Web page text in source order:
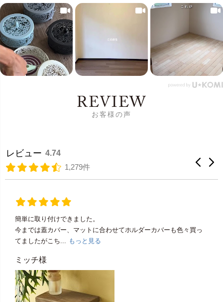
REVIEW
お客様の声
レビュー 4.74
1,279件
簡単に取り付けできました。
今までは蓋カバー、マットに合わせてホルダーカバーも色々買っ
てましたがこち... もっと見る
ミッチ様